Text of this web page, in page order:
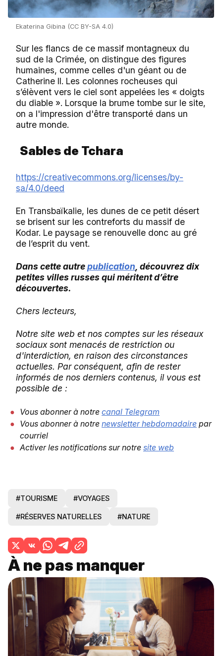
Ekaterina Gibina (CC BY-SA 4.0)
Sur les flancs de ce massif montagneux du
sud de la Crimée, on distingue des figures
humaines, comme celles d'un géant ou de
Catherine II. Les colonnes rocheuses qui
s’élèvent vers le ciel sont appelées les « doigts
du diable ». Lorsque la brume tombe sur le site,
on a l'impression d'être transporté dans un
autre monde.
Sables de Tchara
https://creativecommons.org/licenses/by-
sa/4.0/deed
En Transbaïkalie, les dunes de ce petit désert
se brisent sur les contreforts du massif de
Kodar. Le paysage se renouvelle donc au gré
de l’esprit du vent.
Dans cette autrepublication , découvrez dix
petites villes russes qui méritent d’être
découvertes.
Chers lecteurs,
Notre site web et nos comptes sur les réseaux
sociaux sont menacés de restriction ou
d'interdiction, en raison des circonstances
actuelles. Par conséquent, afin de rester
informés de nos derniers contenus, il vous est
possible de :
Vous abonner à notre canal Telegram
Vous abonner à notre newsletter hebdomadaire par
courriel
Activer les notifications sur notre site web
#TOURISME #VOYAGES
#RÉSERVES NATURELLES #NATURE
À ne pas manquer